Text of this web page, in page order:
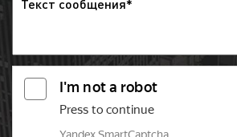
решении данной задачи вам
вашего продукта,
телеканал, на котором размещение
пройдет с наибольшей